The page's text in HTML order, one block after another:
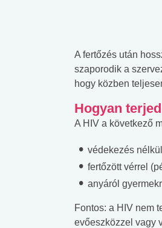
A fertőzés után
szaporodik a
hogy közben
Hogyan
A HIV a következő
védekezés
fertőzött vérrel
anyáról
Fontos: a HIV nem
evőeszközzel vagy